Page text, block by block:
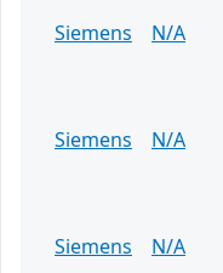
Siemens
N/A
Siemens
N/A
Siemens
N/A